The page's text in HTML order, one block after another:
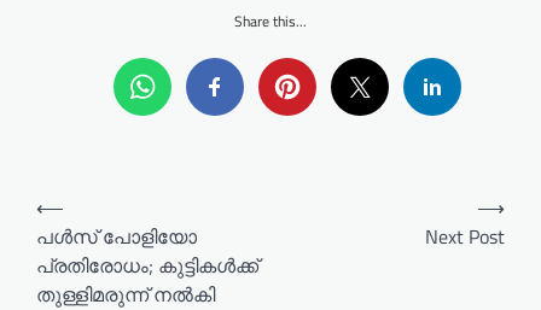
Share this...
⟵
പള്‍സ് പോളിയോ
പ്രതിരോധം; കുട്ടികള്‍ക്ക്
തുള്ളിമരുന്ന് നല്‍കി
Next Post
⟶